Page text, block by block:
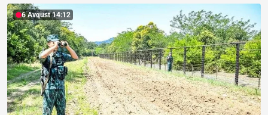
6 Avqust 14:12